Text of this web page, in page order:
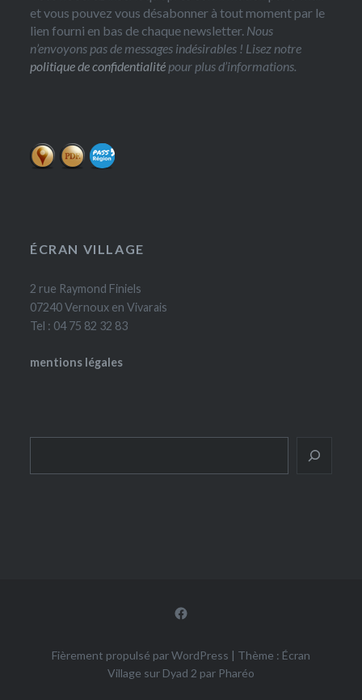
et vous pouvez vous désabonner à tout moment par le
lien fourni en bas de chaque newsletter. Nous
n’envoyons pas de messages indésirables ! Lisez notre
politique de confidentialité pour plus d’informations.
ÉCRAN VILLAGE
2 rue Raymond Finiels
07240 Vernoux en Vivarais
Tel : 04 75 82 32 83
mentions légales
Facebook
Fièrement propulsé par WordPress | Thème : Écran
Village sur Dyad 2 par Pharéo